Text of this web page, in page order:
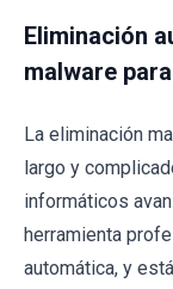
Eliminación
malware
La eliminación
largo y
informáticos
herramienta
automática, y